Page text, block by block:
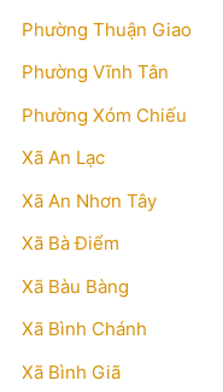
Phường Thuận Giao
Phường Vĩnh Tân
Phường Xóm Chiếu
Xã An Lạc
Xã An Nhơn Tây
Xã Bà Điểm
Xã Bàu Bàng
Xã Bình Chánh
Xã Bình Giã